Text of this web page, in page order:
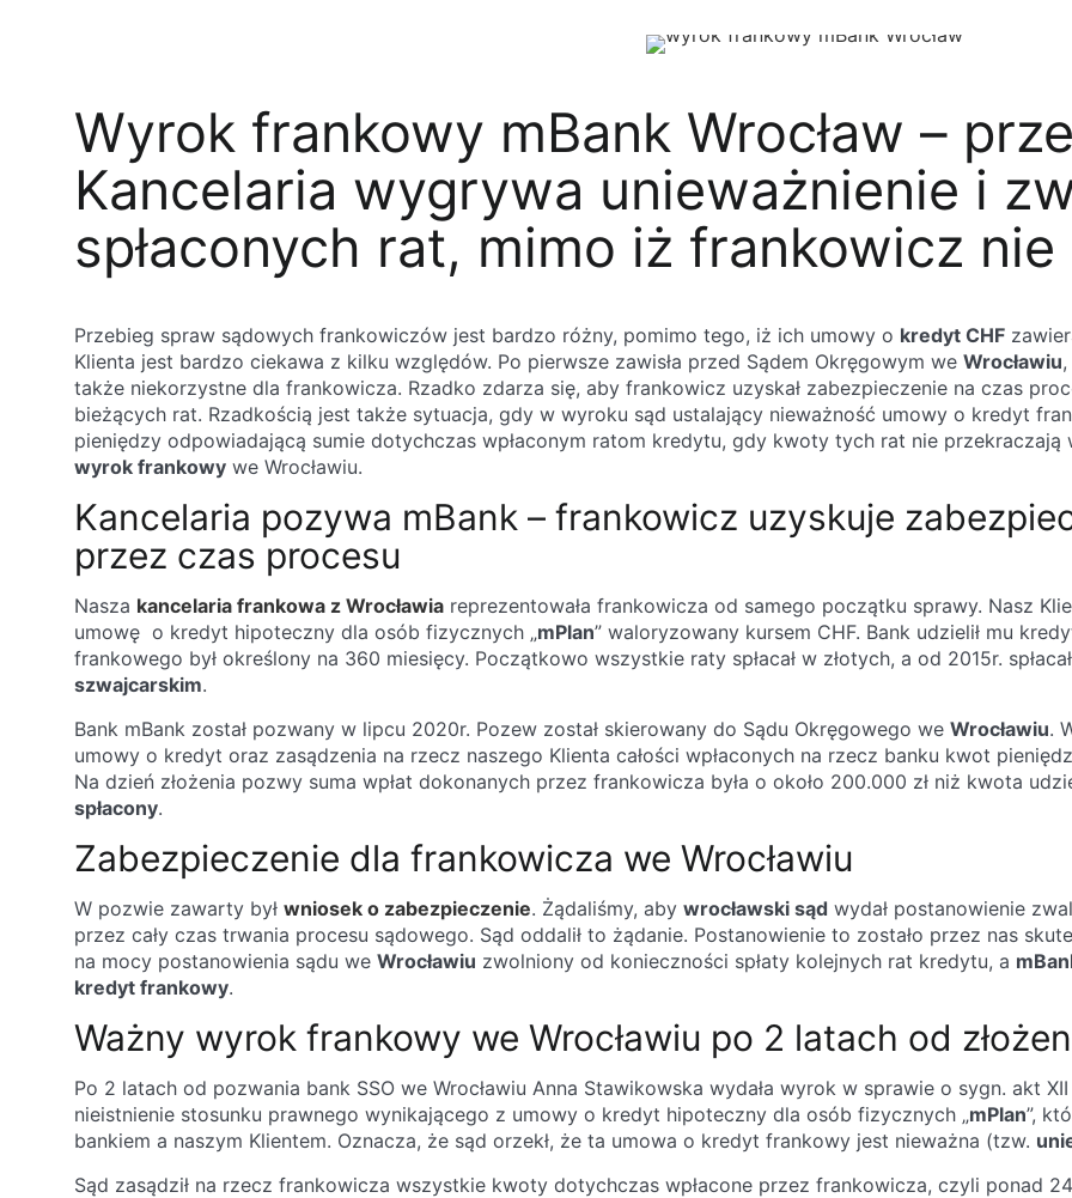
Wyrok frankowy mBank Wrocław –
Kancelaria wygrywa unieważnienie i
spłaconych rat, mimo iż frankowicz nie
Przebieg spraw sądowych frankowiczów jest bardzo różny, pomimo tego, iż ich umowy o kredyt CHF
Klienta jest bardzo ciekawa z kilku względów. Po pierwsze zawisła przed Sądem Okręgowym we Wrocławiu
także niekorzystne dla frankowicza. Rzadko zdarza się, aby frankowicz uzyskał zabezpieczenie na czas
bieżących rat. Rzadkością jest także sytuacja, gdy w wyroku sąd ustalający nieważność umowy o kredyt
pieniędzy odpowiadającą sumie dotychczas wpłaconym ratom kredytu, gdy kwoty tych rat nie
wyrok frankowy we Wrocławiu.
Kancelaria pozywa mBank – frankowicz uzyskuje
przez czas procesu
Nasza kancelaria frankowa z Wrocławia reprezentowała frankowicza od samego początku sprawy. Nasz
umowę o kredyt hipoteczny dla osób fizycznych „mPlan” waloryzowany kursem CHF. Bank udzielił mu
frankowego był określony na 360 miesięcy. Początkowo wszystkie raty spłacał w złotych, a od 2015r.
szwajcarskim.
Bank mBank został pozwany w lipcu 2020r. Pozew został skierowany do Sądu Okręgowego we Wrocławiu.
umowy o kredyt oraz zasądzenia na rzecz naszego Klienta całości wpłaconych na rzecz banku kwot
Na dzień złożenia pozwy suma wpłat dokonanych przez frankowicza była o około 200.000 zł niż kwota
spłacony.
Zabezpieczenie dla frankowicza we Wrocławiu
W pozwie zawarty był wniosek o zabezpieczenie. Żądaliśmy, aby wrocławski sąd wydał postanowienie
przez cały czas trwania procesu sądowego. Sąd oddalił to żądanie. Postanowienie to zostało przez nas
na mocy postanowienia sądu we Wrocławiu zwolniony od konieczności spłaty kolejnych rat kredytu, a
kredyt frankowy.
Ważny wyrok frankowy we Wrocławiu po 2 latach od
Po 2 latach od pozwania bank SSO we Wrocławiu Anna Stawikowska wydała wyrok w sprawie o sygn. akt
nieistnienie stosunku prawnego wynikającego z umowy o kredyt hipoteczny dla osób fizycznych „mPlan”,
bankiem a naszym Klientem. Oznacza, że sąd orzekł, że ta umowa o kredyt frankowy jest nieważna (tzw.
Sąd zasądził na rzecz frankowicza wszystkie kwoty dotychczas wpłacone przez frankowicza, czyli ponad